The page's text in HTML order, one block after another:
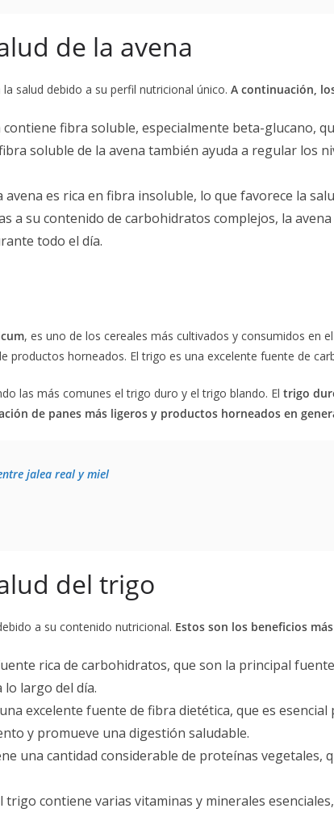
de la avena
salud debido a su perfil nutricional único. A continuación,
contiene fibra soluble, especialmente beta-glucano,
soluble de la avena también ayuda a regular los
avena es rica en fibra insoluble, lo que favorece la
a su contenido de carbohidratos complejos, la
todo el día.
, es uno de los cereales más cultivados y consumidos en
productos horneados. El trigo es una excelente fuente de
las más comunes el trigo duro y el trigo blando. El trigo
de panes más ligeros y productos horneados en
jalea real y miel
del trigo
a su contenido nutricional. Estos son los beneficios
rica de carbohidratos, que son la principal
largo del día.
excelente fuente de fibra dietética, que es
y promueve una digestión saludable.
una cantidad considerable de proteínas
trigo contiene varias vitaminas y minerales